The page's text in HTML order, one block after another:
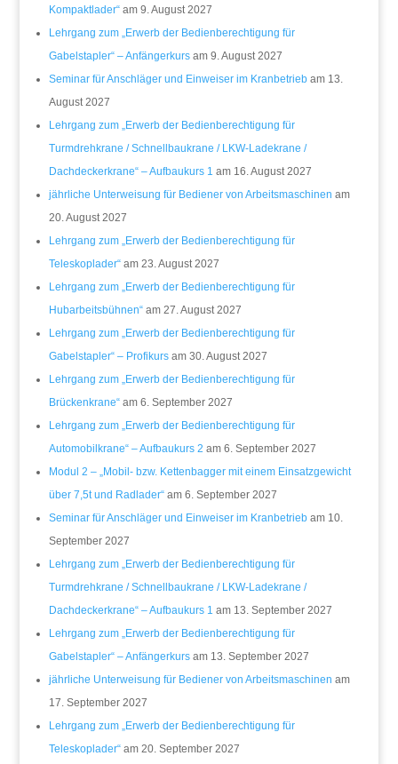
Kompaktlader“am 9. August 2027
Lehrgang zum „Erwerb der Bedienberechtigung für
Gabelstapler“ – Anfängerkursam 9. August 2027
Seminar für Anschläger und Einweiser im Kranbetriebam 13.
August 2027
Lehrgang zum „Erwerb der Bedienberechtigung für
Turmdrehkrane / Schnellbaukrane / LKW-Ladekrane /
Dachdeckerkrane“ – Aufbaukurs 1 am 16. August 2027
jährliche Unterweisung für Bediener von Arbeitsmaschinen am
20. August 2027
Lehrgang zum „Erwerb der Bedienberechtigung für
Teleskoplader“am 23. August 2027
Lehrgang zum „Erwerb der Bedienberechtigung für
Hubarbeitsbühnen“am 27. August 2027
Lehrgang zum „Erwerb der Bedienberechtigung für
Gabelstapler“ – Profikursam 30. August 2027
Lehrgang zum „Erwerb der Bedienberechtigung für
Brückenkrane“am 6. September 2027
Lehrgang zum „Erwerb der Bedienberechtigung für
Automobilkrane“ – Aufbaukurs 2 am 6. September 2027
Modul 2 – „Mobil- bzw. Kettenbagger mit einem Einsatzgewicht
über 7,5t und Radlader“am 6. September 2027
Seminar für Anschläger und Einweiser im Kranbetriebam 10.
September 2027
Lehrgang zum „Erwerb der Bedienberechtigung für
Turmdrehkrane / Schnellbaukrane / LKW-Ladekrane /
Dachdeckerkrane“ – Aufbaukurs 1 am 13. September 2027
Lehrgang zum „Erwerb der Bedienberechtigung für
Gabelstapler“ – Anfängerkursam 13. September 2027
jährliche Unterweisung für Bediener von Arbeitsmaschinen am
17. September 2027
Lehrgang zum „Erwerb der Bedienberechtigung für
Teleskoplader“am 20. September 2027